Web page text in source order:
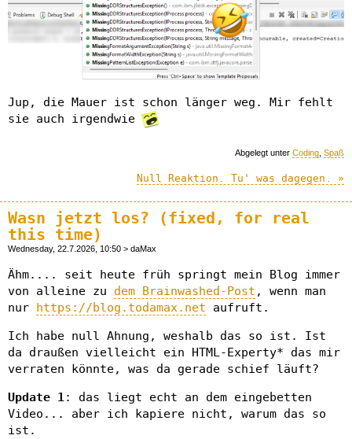
Jup, die Mauer ist schon länger weg. Mir fehlt
sie auch irgendwie
Abgelegt unter Coding Spaß
Null Reaktion. Tu' was dagegen. »
Wasn jetzt los? (fixed, for real
this time)
Wednesday, 22.7.2026, 10:50 > daMax
Ähm.... seit heute früh springt mein Blog immer
von alleine zu dem Brainwashed-Post , wenn man
nur https://blog.todamax.net aufruft.
Ich habe null Ahnung, weshalb das so ist. Ist
da draußen vielleicht ein HTML-Experty* das mir
verraten könnte, was da gerade schief läuft?
Update 1: das liegt echt an dem eingebetten
Video... aber ich kapiere nicht, warum das so
ist.